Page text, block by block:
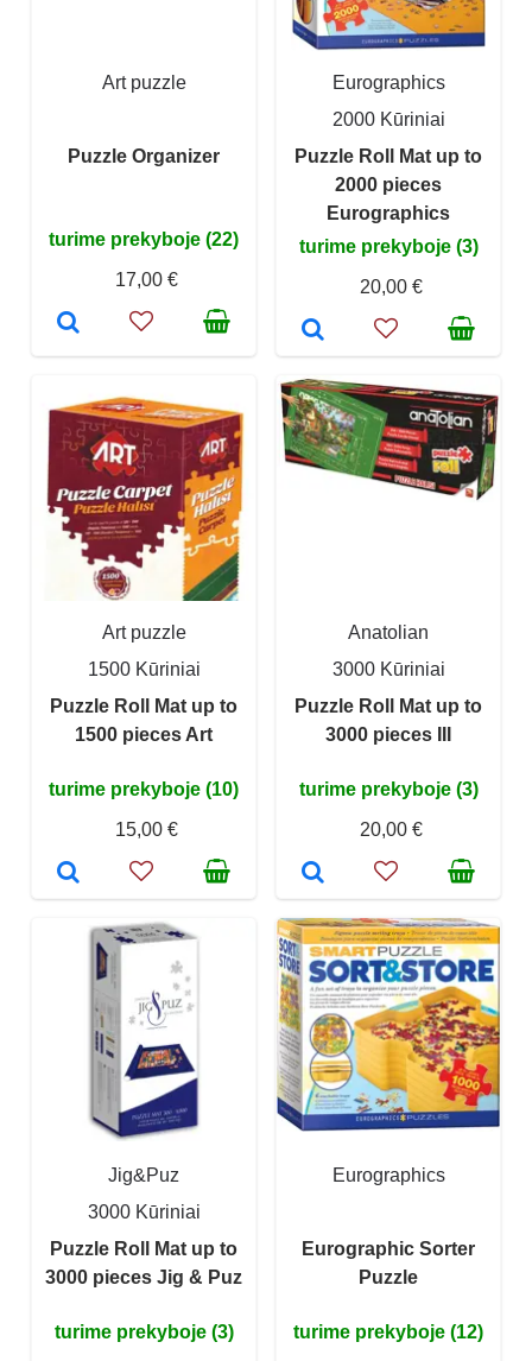
Art puzzle
Puzzle Organizer
turime prekyboje (22)
17,00 €
Eurographics
2000 Kūriniai
Puzzle Roll Mat up to
2000 pieces
Eurographics
turime prekyboje (3)
20,00 €
Art puzzle
1500 Kūriniai
Puzzle Roll Mat up to
1500 pieces Art
turime prekyboje (10)
15,00 €
Anatolian
3000 Kūriniai
Puzzle Roll Mat up to
3000 pieces III
turime prekyboje (3)
20,00 €
Jig&Puz
3000 Kūriniai
Puzzle Roll Mat up to
3000 pieces Jig & Puz
turime prekyboje (3)
Eurographics
Eurographic Sorter
Puzzle
turime prekyboje (12)